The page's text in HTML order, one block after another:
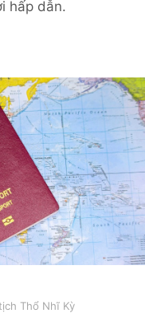
hấp dẫn.
Thổ Nhĩ Kỳ